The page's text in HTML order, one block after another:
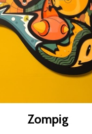
Zompig